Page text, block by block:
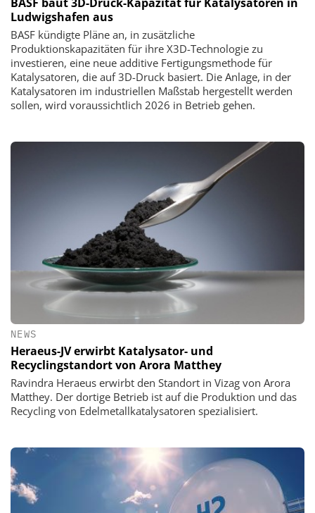
Ludwigshafen aus
BASF kündigte Pläne an, in zusätzliche
Produktionskapazitäten für ihre X3D-Technologie zu
investieren, eine neue additive Fertigungsmethode für
Katalysatoren, die auf 3D-Druck basiert. Die Anlage, in der
Katalysatoren im industriellen Maßstab hergestellt werden
sollen, wird voraussichtlich 2026 in Betrieb gehen.
NEWS
Heraeus-JV erwirbt Katalysator- und
Recyclingstandort von Arora Matthey
Ravindra Heraeus erwirbt den Standort in Vizag von Arora
Matthey. Der dortige Betrieb ist auf die Produktion und das
Recycling von Edelmetallkatalysatoren spezialisiert.